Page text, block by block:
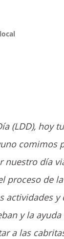
(LDD),
nuestro día
proceso de
actividades
y la
a las